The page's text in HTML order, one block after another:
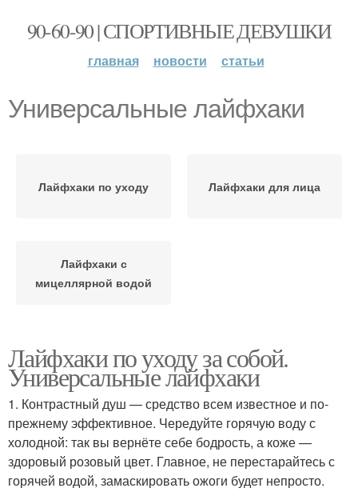
90-60-90 | СПОРТИВНЫЕ ДЕВУШКИ
главная новости статьи
Универсальные лайфхаки
Лайфхаки по уходу Лайфхаки для лица
Лайфхаки с
мицеллярной водой
Лайфхаки по уходу за собой.
Универсальные лайфхаки
1. Контрастный душ — средство всем известное и по-
прежнему эффективное. Чередуйте горячую воду с
холодной: так вы вернёте себе бодрость, а коже —
здоровый розовый цвет. Главное, не перестарайтесь с
горячей водой, замаскировать ожоги будет непросто.